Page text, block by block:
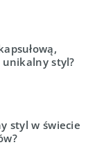
styl?
styl w świecie